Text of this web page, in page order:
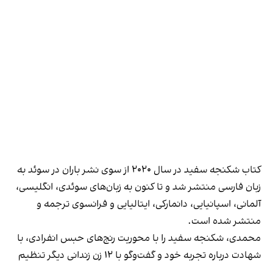
کتاب شکنجه سفید در سال ۲۰۲۰ از سوی نشر باران در سوئد به
زبان فارسی منتشر شد و تا کنون به زبان‌های سوئدی، انگلیسی،
آلمانی، اسپانیایی، دانمارکی، ایتالیایی و فرانسوی ترجمه و
منتشر شده است.
محمدی، شکنجه سفید را با محوریت رنج‌های حبس انفرادی، با
شهادت درباره تجربه خود و گفت‌وگو با ۱۲ زن زندانی دیگر تنظیم